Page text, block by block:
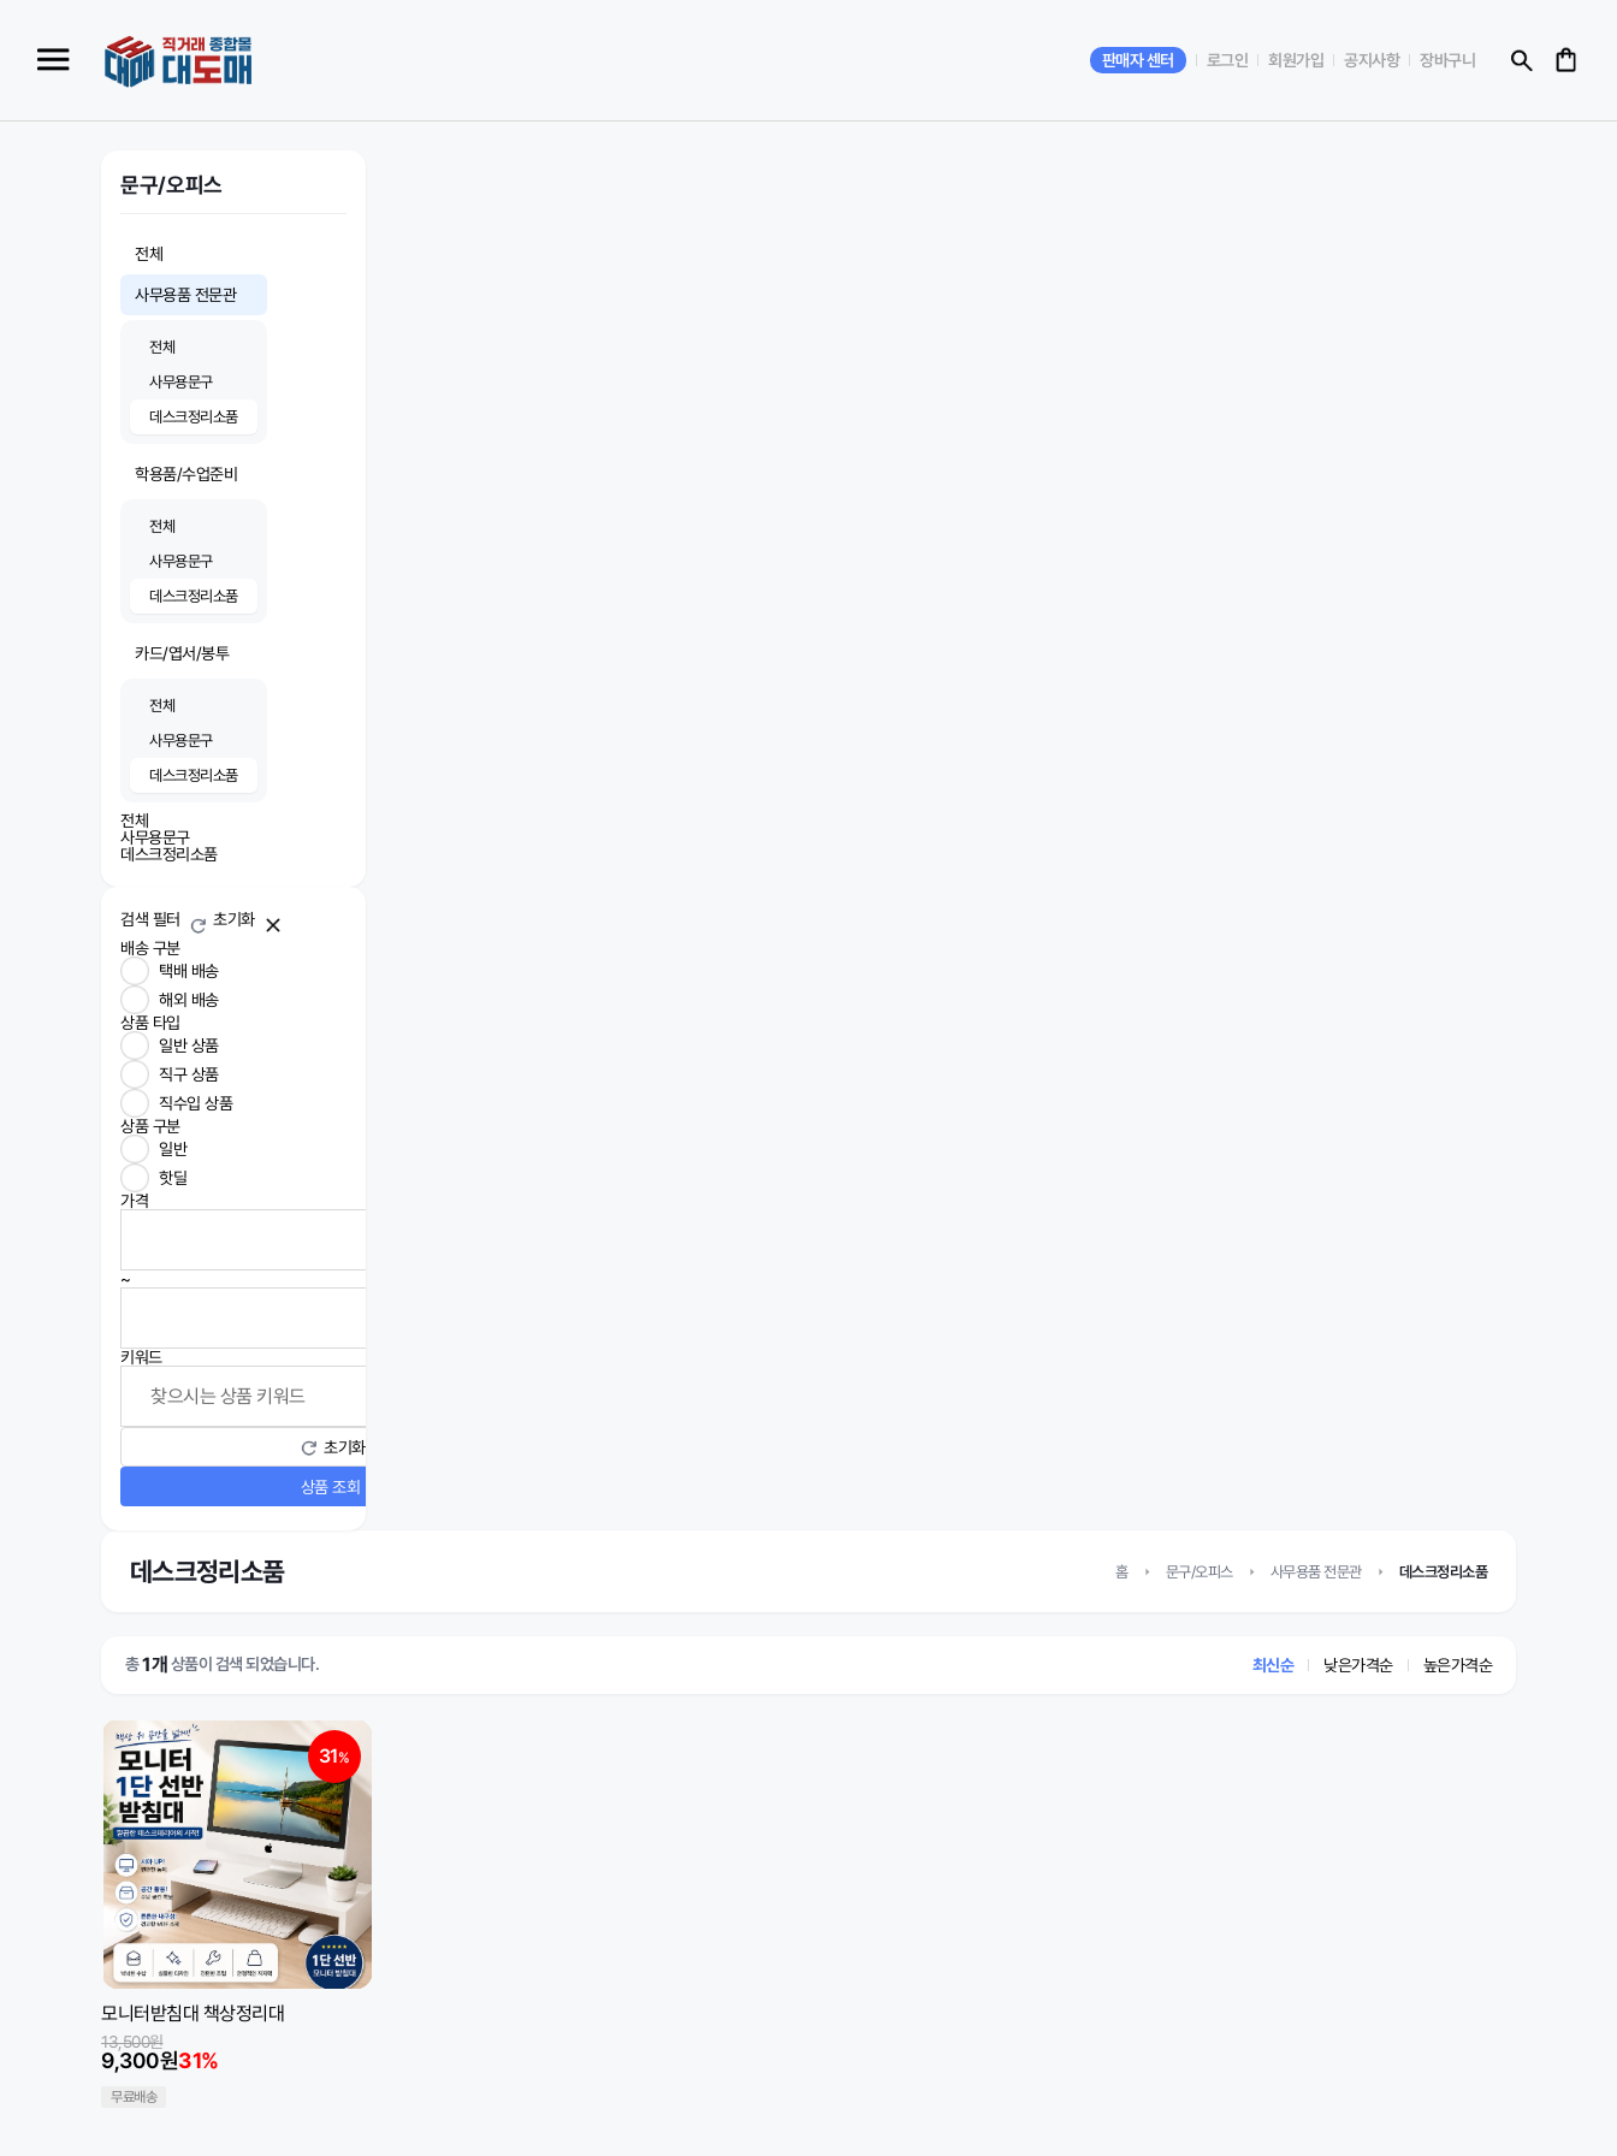
판매자 센터 로그인 회원가입 공지사항 장바구니
문구/오피스
전체
사무용품 전문관
전체
사무용문구
데스크정리소품
학용품/수업준비
전체
사무용문구
데스크정리소품
카드/엽서/봉투
전체
사무용문구
데스크정리소품
전체
사무용문구
데스크정리소품
검색 필터
초기화
배송 구분
택배 배송
해외 배송
상품 타입
일반 상품
직구 상품
직수입 상품
상품 구분
일반
핫딜
가격
~
키워드
초기화
상품 조회
데스크정리소품 홈 문구/오피스 사무용품 전문관 데스크정리소품
총1개상품이 검색 되었습니다. 최신순 낮은가격순 높은가격순
31%
모니터받침대 책상정리대
9,300원31%
13,500원
무료배송